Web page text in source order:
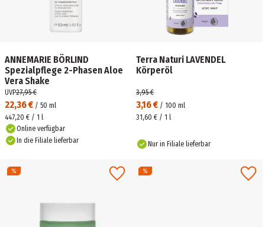
ANNEMARIE BÖRLIND
Spezialpflege 2-Phasen Aloe
Vera Shake
22,36 € / 50 ml
UVP27,95 €
447,20 € / 1 l
Online verfügbar
In die Filiale lieferbar
Terra Naturi LAVENDEL
Körperöl
3,16 € / 100 ml
3,95 €
31,60 € / 1 l
Nur in Filiale lieferbar